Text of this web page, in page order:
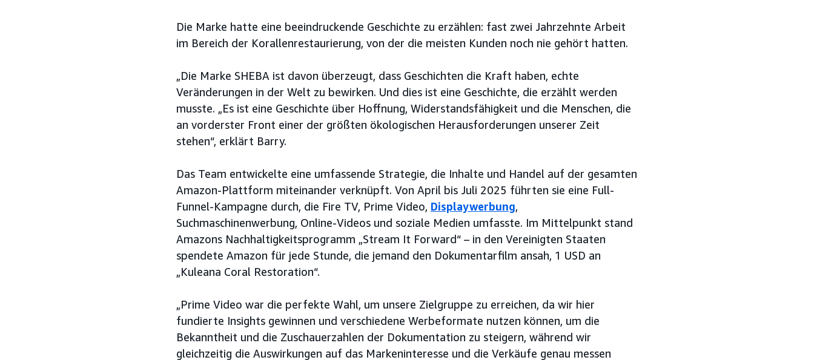
Die Marke hatte eine beeindruckende Geschichte zu erzählen: fast zwei Jahrzehnte Arbeit
im Bereich der Korallenrestaurierung, von der die meisten Kunden noch nie gehört hatten.
„Die Marke SHEBA ist davon überzeugt, dass Geschichten die Kraft haben, echte
Veränderungen in der Welt zu bewirken. Und dies ist eine Geschichte, die erzählt werden
musste. „Es ist eine Geschichte über Hoffnung, Widerstandsfähigkeit und die Menschen, die
an vorderster Front einer der größten ökologischen Herausforderungen unserer Zeit
stehen“, erklärt Barry.
Das Team entwickelte eine umfassende Strategie, die Inhalte und Handel auf der gesamten
Amazon-Plattform miteinander verknüpft. Von April bis Juli 2025 führten sie eine Full-
Funnel-Kampagne durch, die Fire TV, Prime Video, Displaywerbung,
Suchmaschinenwerbung, Online-Videos und soziale Medien umfasste. Im Mittelpunkt stand
Amazons Nachhaltigkeitsprogramm „Stream It Forward“ – in den Vereinigten Staaten
spendete Amazon für jede Stunde, die jemand den Dokumentarfilm ansah, 1 USD an
„Kuleana Coral Restoration“.
„Prime Video war die perfekte Wahl, um unsere Zielgruppe zu erreichen, da wir hier
fundierte Insights gewinnen und verschiedene Werbeformate nutzen können, um die
Bekanntheit und die Zuschauerzahlen der Dokumentation zu steigern, während wir
gleichzeitig die Auswirkungen auf das Markeninteresse und die Verkäufe genau messen